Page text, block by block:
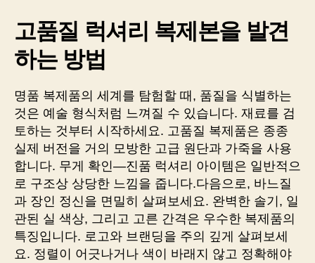
고품질 럭셔리 복제본을 발견
하는 방법
명품 복제품의 세계를 탐험할 때, 품질을 식별하는
것은 예술 형식처럼 느껴질 수 있습니다. 재료를 검
토하는 것부터 시작하세요. 고품질 복제품은 종종
실제 버전을 거의 모방한 고급 원단과 가죽을 사용
합니다. 무게 확인—진품 럭셔리 아이템은 일반적으
로 구조상 상당한 느낌을 줍니다.다음으로, 바느질
과 장인 정신을 면밀히 살펴보세요. 완벽한 솔기, 일
관된 실 색상, 그리고 고른 간격은 우수한 복제품의
특징입니다. 로고와 브랜딩을 주의 깊게 살펴보세
요. 정렬이 어긋나거나 색이 바래지 않고 정확해야